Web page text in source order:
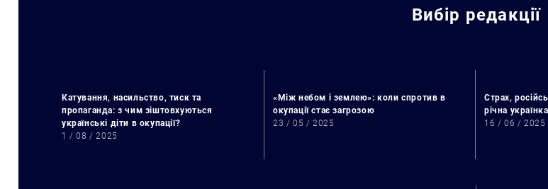
Вибір редакції
Катування, насильство, тиск та
пропаганда: з чим зіштовхуються
українські діти в окупації?
1 / 08 / 2025
«Між небом і землею»: коли спротив в
окупації стає загрозою
23 / 05 / 2025
Страх,
річна
16 / 06 / 2025